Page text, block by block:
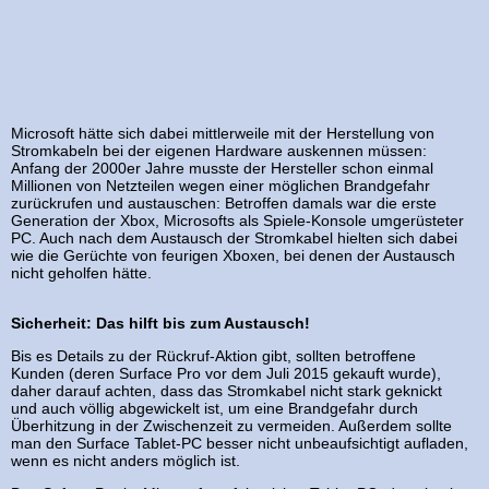
Microsoft hätte sich dabei mittlerweile mit der Herstellung von
Stromkabeln bei der eigenen Hardware auskennen müssen:
Anfang der 2000er Jahre musste der Hersteller schon einmal
Millionen von Netzteilen wegen einer möglichen Brandgefahr
zurückrufen und austauschen: Betroffen damals war die erste
Generation der Xbox, Microsofts als Spiele-Konsole umgerüsteter
PC. Auch nach dem Austausch der Stromkabel hielten sich dabei
wie die Gerüchte von feurigen Xboxen, bei denen der Austausch
nicht geholfen hätte.
Sicherheit: Das hilft bis zum Austausch!
Bis es Details zu der Rückruf-Aktion gibt, sollten betroffene
Kunden (deren Surface Pro vor dem Juli 2015 gekauft wurde),
daher darauf achten, dass das Stromkabel nicht stark geknickt
und auch völlig abgewickelt ist, um eine Brandgefahr durch
Überhitzung in der Zwischenzeit zu vermeiden. Außerdem sollte
man den Surface Tablet-PC besser nicht unbeaufsichtigt aufladen,
wenn es nicht anders möglich ist.